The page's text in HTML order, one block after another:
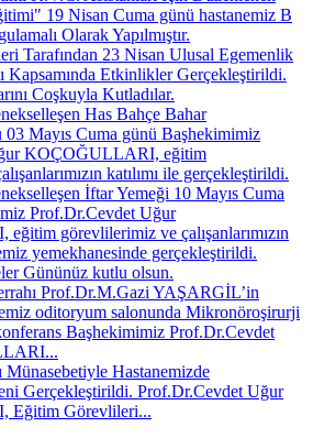
19 Nisan Cuma günü hastanemiz B
Olarak Yapılmıştır.
Tarafından 23 Nisan Ulusal Egemenlik
Kapsamında Etkinlikler Gerçekleştirildi.
Coşkuyla Kutladılar.
Has Bahçe Bahar
03 Mayıs Cuma günü Başhekimimiz
KOÇOĞULLARI, eğitim
katılımı ile gerçekleştirildi.
İftar Yemeği 10 Mayıs Cuma
Prof.Dr.Cevdet Uğur
görevlilerimiz ve çalışanlarımızın
yemekhanesinde gerçekleştirildi.
Gününüz kutlu olsun.
Prof.Dr.M.Gazi YAŞARGİL’in
oditoryum salonunda Mikronöroşirurji
Başhekimimiz Prof.Dr.Cevdet
Münasebetiyle Hastanemizde
Gerçekleştirildi. Prof.Dr.Cevdet Uğur
Eğitim Görevlileri...